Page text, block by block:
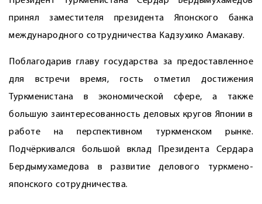
принял заместителя президента Японского банка
международного сотрудничества Кадзухико Амакаву.
Поблагодарив главу государства за предоставленное
для встречи время, гость отметил достижения
Туркменистана в экономической сфере, а также
большую заинтересованность деловых кругов Японии в
работе на перспективном туркменском рынке.
Подчёркивался большой вклад Президента Сердара
Бердымухамедова в развитие делового ­туркмено-
японского сот­рудничества.